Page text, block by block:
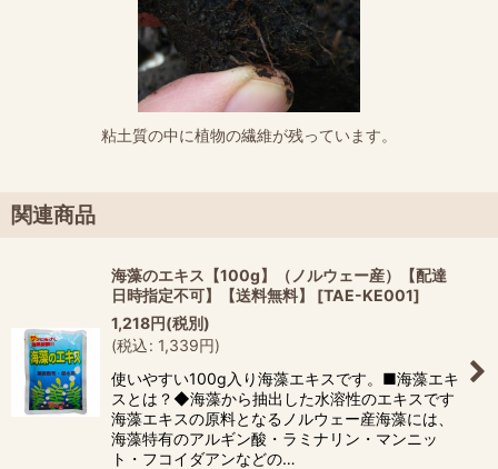
粘土質の中に植物の繊維が残っています。
関連商品
海藻のエキス【100g】（ノルウェー産）【配達
日時指定不可】【送料無料】
[TAE-KE001]
1,218円(税別)
(税込: 1,339円)
使いやすい100g入り海藻エキスです。■海藻エキ
スとは？◆海藻から抽出した水溶性のエキスです
海藻エキスの原料となるノルウェー産海藻には、
海藻特有のアルギン酸・ラミナリン・マンニッ
ト・フコイダアンなどの…